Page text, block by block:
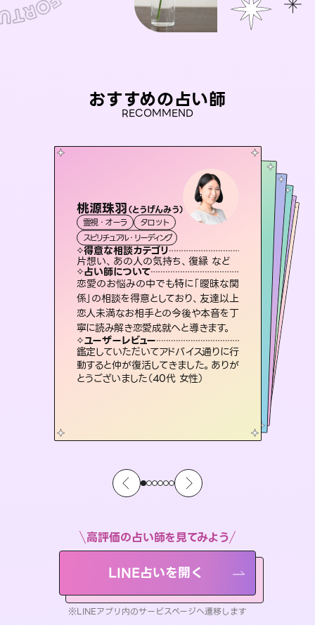
おすすめの占い師
RECOMMEND
桃源珠羽（とうげんみう）
霊視・オーラ
タロット
スピリチュアル・リーディング
得意な相談カテゴリ
片想い、あの人の気持ち、復縁 など
占い師について
恋愛のお悩みの中でも特に「曖昧な関
係」の相談を得意としており、友達以上
恋人未満なお相手との今後や本音を丁
寧に読み解き恋愛成就へと導きます。
ユーザーレビュー
鑑定していただいてアドバイス通りに行
動すると仲が復活してきました。ありが
とうございました（40代 女性）
セラピスト理恵
霊視・オーラ タロット
スピリチュアル・リーディング
得意な相談カテゴリ
片想い、二人の未来、年の差 など
占い師について
連絡再開、復縁、成就などの報告実績
多数。セラピストとして2万超の施術経
験があるからこそできる鑑定で、より良
い未来をサポートします。
ユーザーレビュー
とても心温まる鑑定でした。しかもこち
らは何も言っていないのに視えていらっ
しゃるんだなと驚きです（30代女性）
未来視師＊花
霊視・オーラ
スピリチュアル・リーディング
得意な相談カテゴリ
出逢い、片想い、復縁 など
占い師について
未来には何パターンもの選択肢があり
ます。不安で視えにくくなっているあな
たの素敵な未来を見つけ、その未来を
選択できるようアドバイスします。
ユーザーレビュー
職場の人の性質や人間関係、本心など
本当によく視えていてびっくり。対策が
打てて前向きになれます（40代）
彗望（すいぼう
霊視・オーラ
スピリチュアル・リーディング
得意な相談カテゴリ
片想い、あの人の気持ち、復縁 など
占い師について
3,700年以上の歴史を持つ東洋最古の占術「易占」で詳細まで占い、幸せへ向かう道筋を示します。厳しい結果にも具体的な対策をお伝えします。
ユーザーレビュー
複雑な背景もしっかり聞いて鑑定して
いただけました。気持ちが楽になりまし
た（50代 女性）
アイリス -iris-
西洋占星術
ルーン
得意な相談カテゴリ
恋愛総合、片想い、二人の未来 など
占い師について
復縁、恋愛、不倫の行方、同性愛や片
思い、仕事関係や借金問題まで知りた
いことや心の負担になっていることを
紐解き、背中をそっと押して導きます。
ユーザーレビュー
安心感のあり、言い切ってくれる所や濁
さない鑑定のおかげで、毎回自分の気
持ちを整えられます（30代 男性）
おう 霊感オラクル
霊視・オーラ
オラクルカード
得意な相談カテゴリ
恋愛総合、あの人の気持ち など
占い師について
霊視×オラクルカードを使って「今」と
「未来」そして「気になるあの人の気持
ち」まで丁寧に読み解き、恋や人生のヒ
ントを優しく引き出します。
ユーザーレビュー
不安な気持ちが嘘みたいに晴れまし
た…！よく視えていらっしゃるんだなと
感じました（40代 女性）
高評価の占い師を見てみよう
LINE占いを開く
※LINEアプリ内のサービスページへ遷移します